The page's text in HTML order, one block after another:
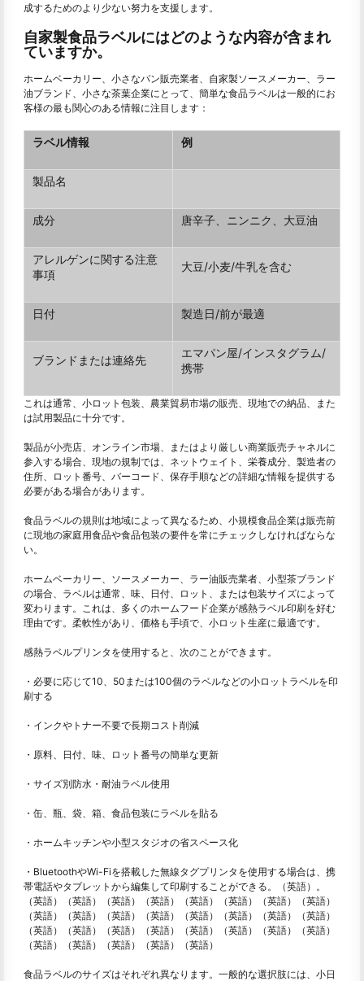
成するためのより少ない努力を支援します。
自家製食品ラベルにはどのような内容が含まれ
ていますか。
ホームベーカリー、小さなパン販売業者、自家製ソースメーカー、ラー
油ブランド、小さな茶葉企業にとって、簡単な食品ラベルは一般的にお
客様の最も関心のある情報に注目します：
ラベル情報 例
製品名
成分 唐辛子、ニンニク、大豆油
アレルゲンに関する注意
事項
大豆/小麦/牛乳を含む
日付 製造日/前が最適
ブランドまたは連絡先
エマパン屋/インスタグラム/
携帯
これは通常、小ロット包装、農業貿易市場の販売、現地での納品、また
は試用製品に十分です。
製品が小売店、オンライン市場、またはより厳しい商業販売チャネルに
参入する場合、現地の規制では、ネットウェイト、栄養成分、製造者の
住所、ロット番号、バーコード、保存手順などの詳細な情報を提供する
必要がある場合があります。
食品ラベルの規則は地域によって異なるため、小規模食品企業は販売前
に現地の家庭用食品や食品包装の要件を常にチェックしなければならな
い。
ホームベーカリー、ソースメーカー、ラー油販売業者、小型茶ブランド
の場合、ラベルは通常、味、日付、ロット、または包装サイズによって
変わります。これは、多くのホームフード企業が感熱ラベル印刷を好む
理由です。柔軟性があり、価格も手頃で、小ロット生産に最適です。
感熱ラベルプリンタを使用すると、次のことができます。
・必要に応じて10、50または100個のラベルなどの小ロットラベルを印
刷する
・インクやトナー不要で長期コスト削減
・原料、日付、味、ロット番号の簡単な更新
・サイズ別防水・耐油ラベル使用
・缶、瓶、袋、箱、食品包装にラベルを貼る
・ホームキッチンや小型スタジオの省スペース化
・BluetoothやWi-Fiを搭載した無線タグプリンタを使用する場合は、携
帯電話やタブレットから編集して印刷することができる。（英語）。
（英語）（英語）（英語）（英語）（英語）（英語）（英語）（英語）
（英語）（英語）（英語）（英語）（英語）（英語）（英語）（英語）
（英語）（英語）（英語）（英語）（英語）（英語）（英語）（英語）
（英語）（英語）（英語）（英語）（英語）
食品ラベルのサイズはそれぞれ異なります。一般的な選択肢には、小日